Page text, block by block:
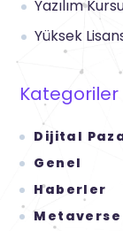
Yazılım
Yüksek
Kategoriler
Dijital
Genel
Haberler
Metaverse